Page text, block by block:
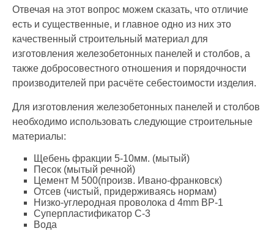
Отвечая на этот вопрос можем сказать, что отличие
есть и существенные, и главное одно из них это
качественный строительный материал для
изготовления железобетонных панелей и столбов, а
также добросовестного отношения и порядочности
производителей при расчёте себестоимости изделия.
Для изготовления железобетонных панелей и столбов
необходимо использовать следующие строительные
материалы:
Щебень фракции 5-10мм. (мытый)
Песок (мытый речной)
Цемент М 500(произв. Ивано-франковск)
Отсев (чистый, придерживаясь нормам)
Низко-углеродная проволока d 4mm ВР-1
Суперпластификатор С-3
Вода